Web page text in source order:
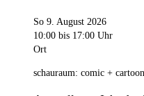
So 9. August 2026
10:00 bis 17:00 Uhr
Ort
schauraum: comic + cartoon